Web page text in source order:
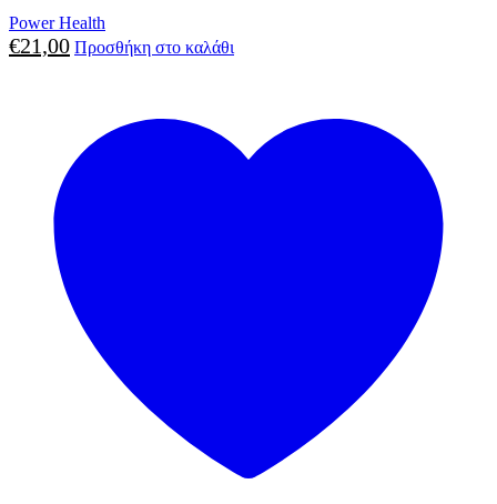
Power Health
€21,00 Προσθήκη στο καλάθι